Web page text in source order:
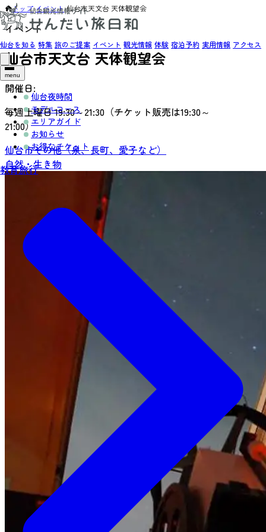
仙台を知る 特集 旅のご提案 イベント 観光情報 体験 宿泊予約 実用情報 アクセス
menu
仙台夜時間
モデルコース
エリアガイド
お知らせ
お得なチケット
教育旅行
トップ›イベント›仙台市天文台 天体観望会
イベント
仙台市天文台 天体観望会
開催日:
毎週土曜日 19:30～21:30（チケット販売は19:30～
21:00）
仙台市その他（泉、長町、愛子など）
自然・生き物